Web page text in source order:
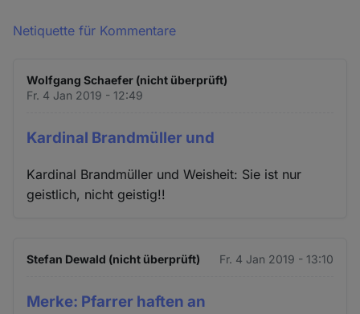
Netiquette für Kommentare
Wolfgang Schaefer (nicht überprüft)
Fr. 4 Jan 2019 - 12:49
Kardinal Brandmüller und
Kardinal Brandmüller und Weisheit: Sie ist nur
geistlich, nicht geistig!!
Stefan Dewald (nicht überprüft) Fr. 4 Jan 2019 - 13:10
Merke: Pfarrer haften an